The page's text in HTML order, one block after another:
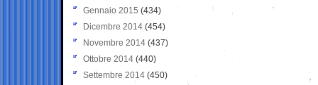
Gennaio 2015 (434)
Dicembre 2014 (454)
Novembre 2014 (437)
Ottobre 2014 (440)
Settembre 2014 (450)